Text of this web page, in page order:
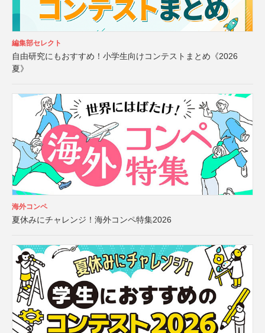
編集部セレクト
自由研究にもおすすめ！小学生向けコンテストまとめ《2026
夏》
海外コンペ
夏休みにチャレンジ！海外コンペ特集2026